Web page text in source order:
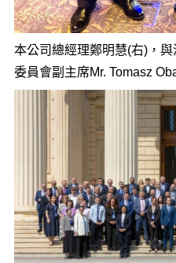
本公司總經理鄭明慧(右)，
委員會副主席Mr. Tomasz